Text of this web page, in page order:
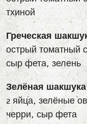
тхиной
Греческая
острый томатный
сыр фета, зелень
Зелёная
2 яйца, зелёные
черри, сыр фета